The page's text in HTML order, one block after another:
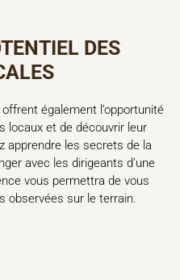
DES
également l’opportunité
locaux et de découvrir leur
apprendre les secrets de la
avec les dirigeants d’une
vous permettra de vous
observées sur le terrain.